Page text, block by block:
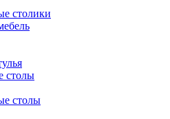
столики
столы
столы